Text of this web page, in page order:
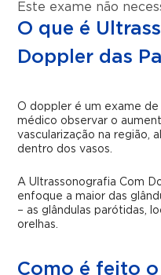
Este exame não
O que é
Doppler das
O doppler é um exame
médico observar o
vascularização na região,
dentro dos vasos.
A Ultrassonografia Com
enfoque a maior das
– as glândulas parótidas,
orelhas.
Como é feito o